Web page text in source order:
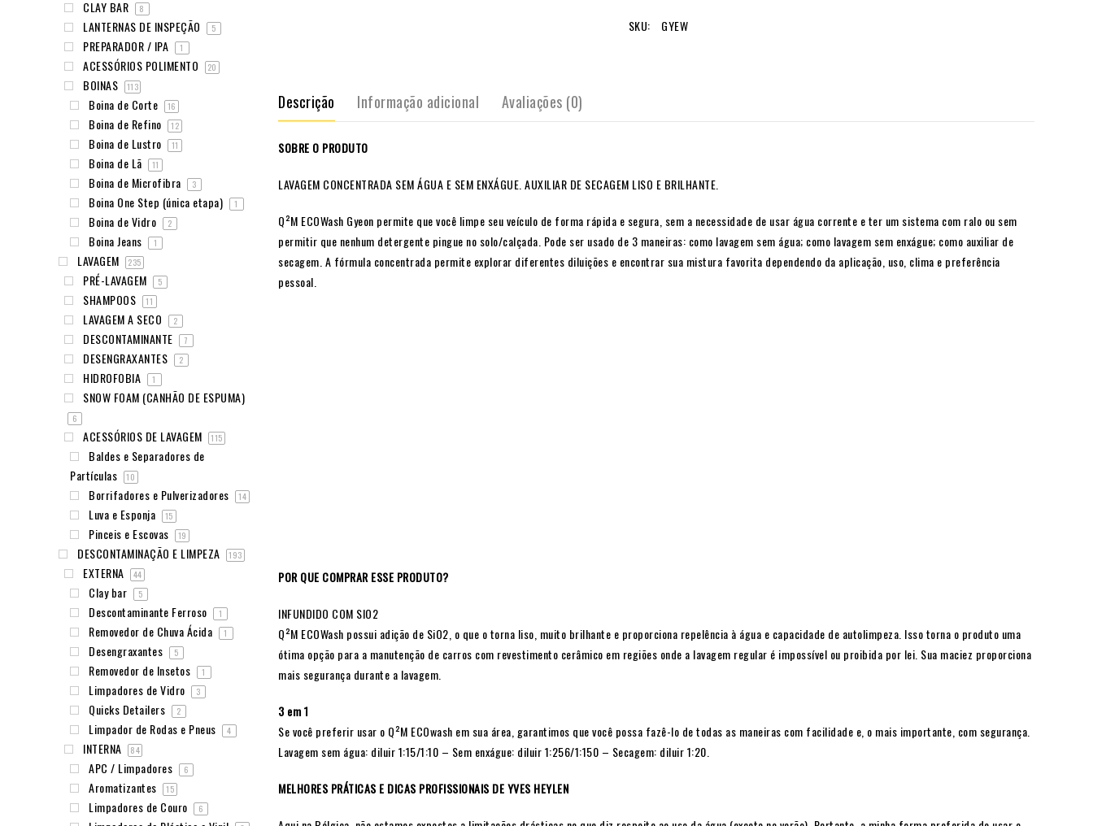
SKU: GYEW
Descrição Informação adicional Avaliações (0)
SOBRE O PRODUTO
LAVAGEM CONCENTRADA SEM ÁGUA E SEM ENXÁGUE. AUXILIAR DE SECAGEM LISO E BRILHANTE.
Q²M ECOWash Gyeon permite que você limpe seu veículo de forma rápida e segura, sem a necessidade de usar água corrente e ter um sistema com ralo ou sem
permitir que nenhum detergente pingue no solo/calçada. Pode ser usado de 3 maneiras: como lavagem sem água; como lavagem sem enxágue; como auxiliar de
secagem. A fórmula concentrada permite explorar diferentes diluições e encontrar sua mistura favorita dependendo da aplicação, uso, clima e preferência
pessoal.
POR QUE COMPRAR ESSE PRODUTO?
INFUNDIDO COM SIO2
Q²M ECOWash possui adição de SiO2, o que o torna liso, muito brilhante e proporciona repelência à água e capacidade de autolimpeza. Isso torna o produto uma
ótima opção para a manutenção de carros com revestimento cerâmico em regiões onde a lavagem regular é impossível ou proibida por lei. Sua maciez proporciona
mais segurança durante a lavagem.
3 em 1
Se você preferir usar o Q²M ECOwash em sua área, garantimos que você possa fazê-lo de todas as maneiras com facilidade e, o mais importante, com segurança.
Lavagem sem água: diluir 1:15/1:10 – Sem enxágue: diluir 1:256/1:150 – Secagem: diluir 1:20.
MELHORES PRÁTICAS E DICAS PROFISSIONAIS DE YVES HEYLEN
CLAY BAR 8
LANTERNAS DE INSPEÇÃO 5
PREPARADOR / IPA 1
ACESSÓRIOS POLIMENTO 20
BOINAS 113
Boina de Corte 16
Boina de Refino 12
Boina de Lustro 11
Boina de Lã 11
Boina de Microfibra 3
Boina One Step (única etapa) 1
Boina de Vidro 2
Boina Jeans 1
LAVAGEM 235
PRÉ-LAVAGEM 5
SHAMPOOS 11
LAVAGEM A SECO 2
DESCONTAMINANTE 7
DESENGRAXANTES 2
HIDROFOBIA 1
SNOW FOAM (CANHÃO DE ESPUMA)
6
ACESSÓRIOS DE LAVAGEM 115
Baldes e Separadores de
Partículas
10
Borrifadores e Pulverizadores 14
Luva e Esponja 15
Pinceis e Escovas 19
DESCONTAMINAÇÃO E LIMPEZA 193
EXTERNA 44
Clay bar 5
Descontaminante Ferroso 1
Removedor de Chuva Ácida 1
Desengraxantes 5
Removedor de Insetos 1
Limpadores de Vidro 3
Quicks Detailers 2
Limpador de Rodas e Pneus 4
INTERNA 84
APC / Limpadores 6
Aromatizantes 15
Limpadores de Couro 6